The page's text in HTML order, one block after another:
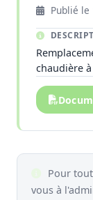
Publié le
chaudière
Pour
vous à